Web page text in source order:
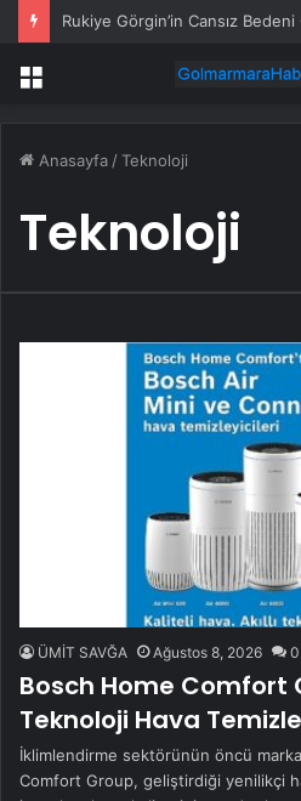
Rukiye Görgin’in Cansız
Menü
Anasayfa /Teknoloji
Teknoloji
ÜMİT SAVĞA Ağustos 8, 2026 0
Bosch Home Comfort
Teknoloji Hava
İklimlendirme sektörünün öncü
Comfort Group, geliştirdiği yenilikçi